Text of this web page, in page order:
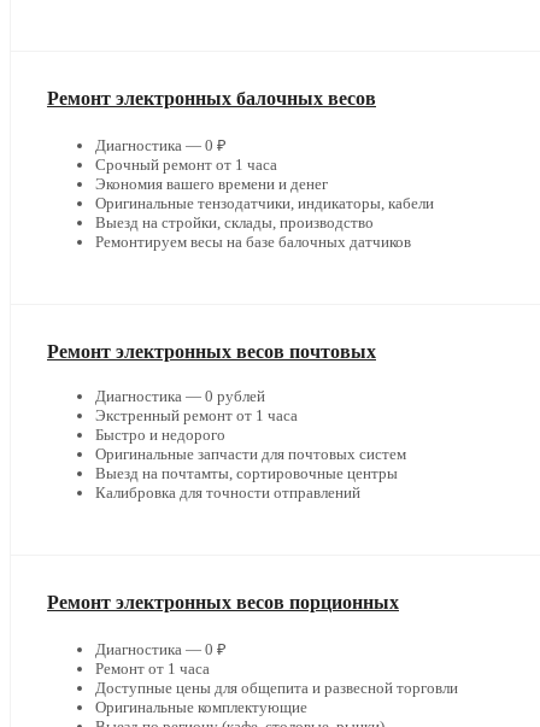
Ремонт электронных балочных весов
Диагностика — 0 ₽
Срочный ремонт от 1 часа
Экономия вашего времени и денег
Оригинальные тензодатчики, индикаторы, кабели
Выезд на стройки, склады, производство
Ремонтируем весы на базе балочных датчиков
Ремонт электронных весов почтовых
Диагностика — 0 рублей
Экстренный ремонт от 1 часа
Быстро и недорого
Оригинальные запчасти для почтовых систем
Выезд на почтамты, сортировочные центры
Калибровка для точности отправлений
Ремонт электронных весов порционных
Диагностика — 0 ₽
Ремонт от 1 часа
Доступные цены для общепита и развесной торговли
Оригинальные комплектующие